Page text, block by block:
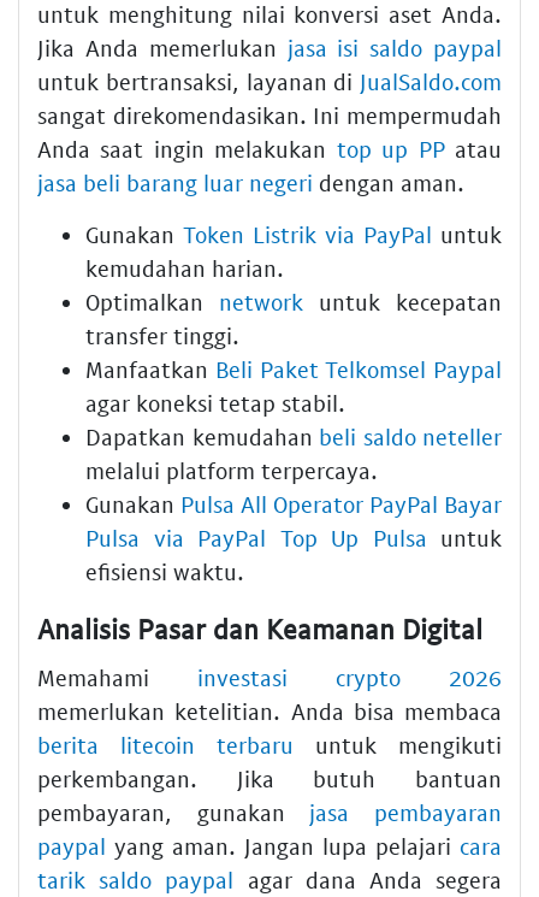
untuk menghitung nilai konversi aset Anda.
Jika Anda memerlukan jasa isi saldo paypal
untuk bertransaksi, layanan di JualSaldo.com
sangat direkomendasikan. Ini mempermudah
Anda saat ingin melakukan top up PPatau
jasa beli barang luar negeri dengan aman.
Gunakan Token Listrik via PayPal untuk
kemudahan harian.
Optimalkan network untuk kecepatan
transfer tinggi.
Manfaatkan Beli Paket Telkomsel Paypal
agar koneksi tetap stabil.
Dapatkan kemudahan beli saldo neteller
melalui platform terpercaya.
Gunakan Pulsa All Operator PayPal Bayar
Pulsa via PayPal Top Up Pulsa untuk
efisiensi waktu.
Analisis Pasar dan Keamanan Digital
Memahami investasi crypto 2026
memerlukan ketelitian. Anda bisa membaca
berita litecoin terbaru untuk mengikuti
perkembangan. Jika butuh bantuan
pembayaran, gunakan jasa pembayaran
paypal yang aman. Jangan lupa pelajari cara
tarik saldo paypal agar dana Anda segera